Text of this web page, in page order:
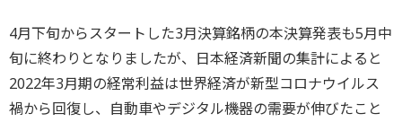
4月下旬からスタートした3月決算銘柄の本決算発表も5月中
旬に終わりとなりましたが、日本経済新聞の集計によると
2022年3月期の経常利益は世界経済が新型コロナウイルス
禍から回復し、自動車やデジタル機器の需要が伸びたこと